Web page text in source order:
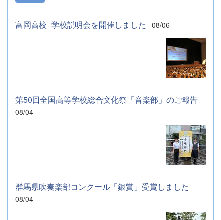
富岡高校_学校説明会を開催しました 08/06
第50回全国高等学校総合文化祭「音楽部」のご報告
08/04
群馬県吹奏楽部コンクール「銀賞」受賞しました
08/04